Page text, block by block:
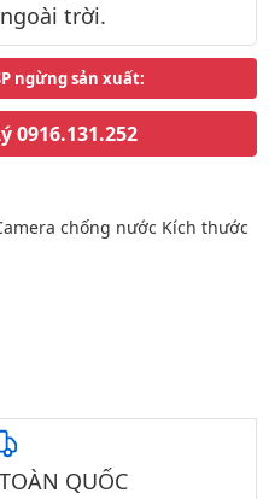
trời.
ngừng sản xuất:
0916.131.252
chống nước Kích thước
QUỐC